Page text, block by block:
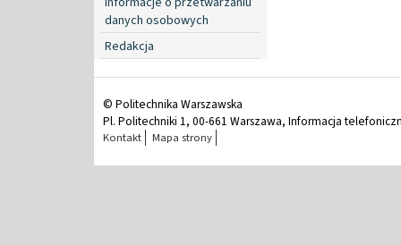
danych osobowych
Redakcja
© Politechnika Warszawska
Pl. Politechniki 1, 00-661 Warszawa, Informacja
Kontakt Mapa strony